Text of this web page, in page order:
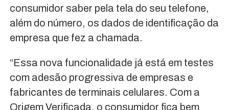
consumidor saber pela tela do seu telefone,
além do número, os dados de identificação da
empresa que fez a chamada.
“Essa nova funcionalidade já está em testes
com adesão progressiva de empresas e
fabricantes de terminais celulares. Com a
Origem Verificada, o consumidor fica bem